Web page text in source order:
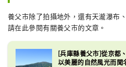
養父市除了拍攝地外，還有天瀧瀑布
請在此參閱有關養父市的文章。
[兵庫縣養父市]從京都
以美麗的自然風光而聞